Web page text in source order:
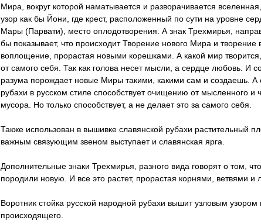
Мира, вокруг которой наматывается и разворачивается
узор как бы Йони, где крест, расположенный по сути на уровне
Мары (Парвати), место оплодотворения. А знак Трехмирья,
бы показывает, что происходит Творение нового Мира и творение
воплощение, прорастая новыми корешками. А какой мир творится,
от самого себя. Так как голова несет мысли, а сердце любовь. И
разума порождает новые Миры такими, какими сам и создаешь. А
рубахи в русском стиле способствует очищению от мысленного и
мусора. Но только способствует, а не делает это за самого себя.
Также использован в вышивке славянской рубахи растительный
важным связующим звеном выступает и славянская ярга.
Дополнительные знаки Трехмирья, разного вида говорят о том,
породили новую. И все это растет, прорастая корнями, ветвями и
Воротник стойка русской народной рубахи вышит узловым узором
происходящего.